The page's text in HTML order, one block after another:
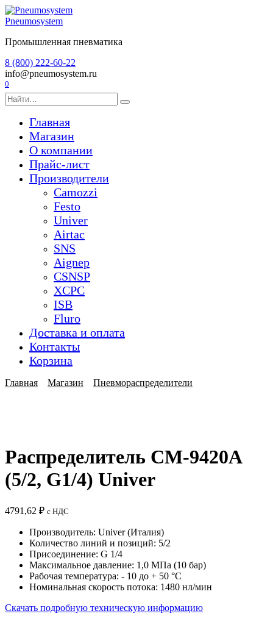
Перейти
к
Pneumosystem
Промышленная пневматика
8 (800) 222-60-22
info@pneumosystem.ru
0
Search
for:
Главная
Магазин
О компании
Прайс-лист
Производители
Camozzi
Festo
Univer
Airtac
SNS
Aignep
CSNSP
XCPC
ISB
Fluro
Доставка и оплата
Контакты
Корзина
Главная Магазин Пневмораспределители
Распределитель CM-9420A
(5/2, G1/4) Univer
4791,62 ₽ с НДС
Производитель: Univer (Италия)
Количество линий и позиций: 5/2
Присоединение: G 1/4
Максимальное давление: 1,0 МПа (10 бар)
Рабочая температура: - 10 до + 50 °C
Номинальная скорость потока: 1480 нл/мин
Скачать подробную техническую информацию